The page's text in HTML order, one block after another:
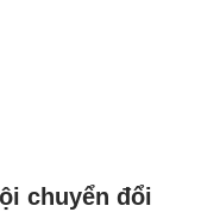
chuyển đổi